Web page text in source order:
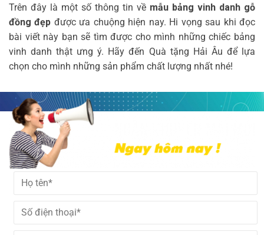
Trên đây là một số thông tin về mẫu bảng vinh danh gỗ
đồng đẹp được ưa chuộng hiện nay. Hi vọng sau khi đọc
bài viết này bạn sẽ tìm được cho mình những chiếc bảng
vinh danh thật ưng ý. Hãy đến Quà tặng Hải Âu để lựa
chọn cho mình những sản phẩm chất lượng nhất nhé!